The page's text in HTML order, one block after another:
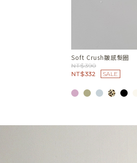
Wave Line波紋曲線項鍊
NT$780
NT$663
SALE